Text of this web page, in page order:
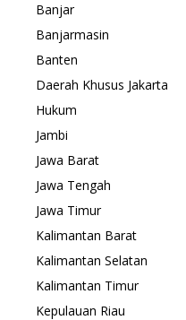
Banjar
Banjarmasin
Banten
Daerah Khusus Jakarta
Hukum
Jambi
Jawa Barat
Jawa Tengah
Jawa Timur
Kalimantan Barat
Kalimantan Selatan
Kalimantan Timur
Kepulauan Riau